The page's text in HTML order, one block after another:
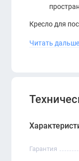
Кресло для
Читать дальше
Гарантия